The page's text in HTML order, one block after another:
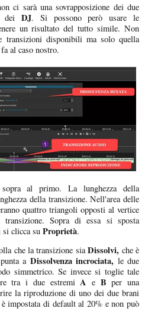
ci sarà una sovrapposizione dei due
dei DJ. Si possono però usare le
un risultato del tutto simile. Non
transizioni disponibili ma solo quella
al caso nostro.
al primo. La lunghezza della
della transizione. Nell'area delle
quattro triangoli opposti al vertice
Sopra di essa si sposta
clicca su Proprietà.
che la transizione siaDissolvi, che è
a Dissolvenza incrociata, le due
simmetrico. Se invece si toglie tale
tra i due estremiA eB per una
la riproduzione di uno dei due brani
è impostata di default al 20% e non può